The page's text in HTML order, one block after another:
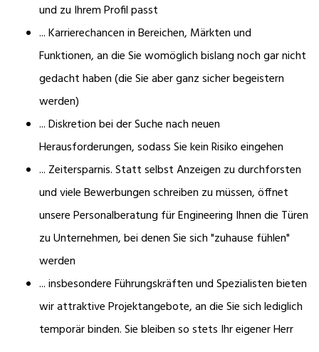
und zu Ihrem Profil passt
... Karrierechancen in Bereichen, Märkten und
Funktionen, an die Sie womöglich bislang noch gar nicht
gedacht haben (die Sie aber ganz sicher begeistern
werden)
... Diskretion bei der Suche nach neuen
Herausforderungen, sodass Sie kein Risiko eingehen
... Zeitersparnis. Statt selbst Anzeigen zu durchforsten
und viele Bewerbungen schreiben zu müssen, öffnet
unsere Personalberatung für Engineering Ihnen die Türen
zu Unternehmen, bei denen Sie sich "zuhause fühlen"
werden
... insbesondere Führungskräften und Spezialisten bieten
wir attraktive Projektangebote, an die Sie sich lediglich
temporär binden. Sie bleiben so stets Ihr eigener Herr